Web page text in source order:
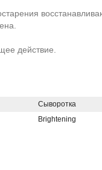
действие.
Сыворотка
Brightening